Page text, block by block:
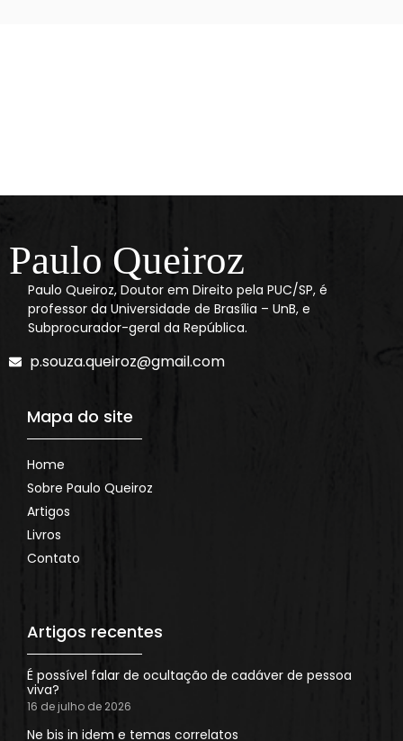
Paulo Queiroz
Paulo Queiroz, Doutor em Direito pela PUC/SP, é
professor da Universidade de Brasília – UnB, e
Subprocurador-geral da República.
p.souza.queiroz@gmail.com
Mapa do site
Home
Sobre Paulo Queiroz
Artigos
Livros
Contato
Artigos recentes
É possível falar de ocultação de cadáver de pessoa
viva?
16 de julho de 2026
Ne bis in idem e temas correlatos